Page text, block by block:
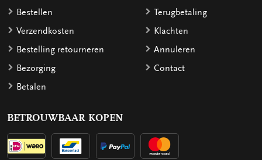
Bestellen
Verzendkosten
Bestelling retourneren
Bezorging
Betalen
Terugbetaling
Klachten
Annuleren
Contact
BETROUWBAAR KOPEN